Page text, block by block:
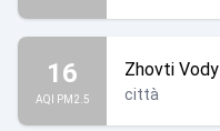
16
AQI PM2.5
Zhovti Vody
città